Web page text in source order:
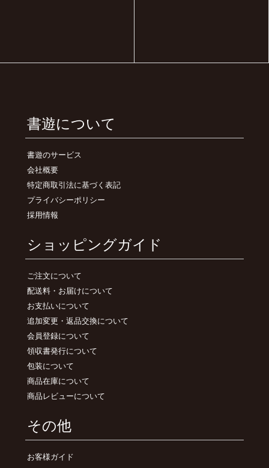
書遊について
書遊のサービス
会社概要
特定商取引法に基づく表記
プライバシーポリシー
採用情報
ショッピングガイド
ご注文について
配送料・お届けについて
お支払いについて
追加変更・返品交換について
会員登録について
領収書発行について
包装について
商品在庫について
商品レビューについて
その他
お客様ガイド